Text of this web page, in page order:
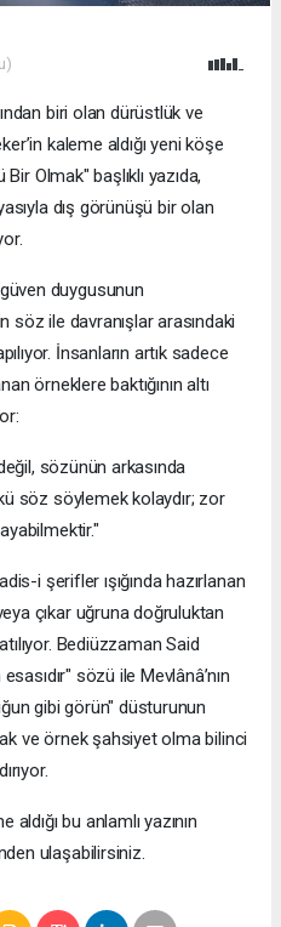
biri olan dürüstlük ve
kaleme aldığı yeni köşe
Bir Olmak" başlıklı yazıda,
dış görünüşü bir olan
duygusunun
söz ile davranışlar arasındaki
İnsanların artık sadece
örneklere baktığının altı
sözünün arkasında
söz söylemek kolaydır; zor
i şerifler ışığında hazırlanan
çıkar uğruna doğruluktan
Bediüzzaman Said
sözü ile Mevlânâ’nın
gibi görün" düsturunun
ve örnek şahsiyet olma bilinci
bu anlamlı yazının
ulaşabilirsiniz.